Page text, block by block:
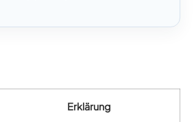
Erklärung